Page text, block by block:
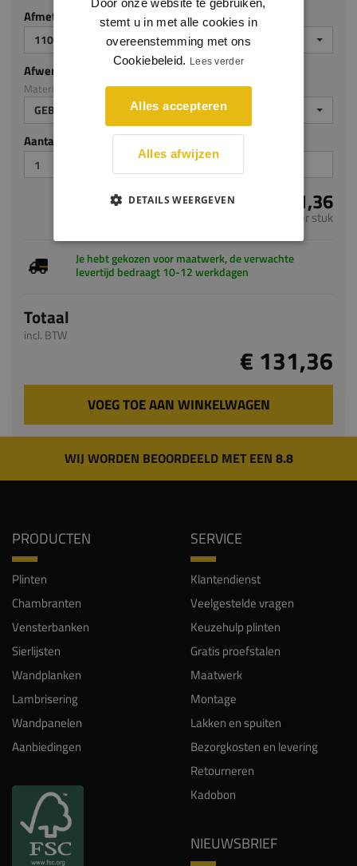
Afmeting
1100 X 600 X 29 MM
Afwerking
Materiaal: Eiken op MDF v313
GEBEITST ZG
Aantal stuks
€ 131,36
per stuk
Je hebt gekozen voor maatwerk, de verwachte
levertijd bedraagt 10-12 werkdagen
Totaal
incl. BTW
€ 131,36
VOEG TOE AAN WINKELWAGEN
WIJ WORDEN BEOORDEELD MET EEN 8.8
PRODUCTEN
Plinten
Chambranten
Vensterbanken
Sierlijsten
Wandplanken
Lambrisering
Wandpanelen
Aanbiedingen
SERVICE
Klantendienst
Veelgestelde vragen
Keuzehulp plinten
Gratis proefstalen
Maatwerk
Montage
Lakken en spuiten
Bezorgkosten en levering
Retourneren
Kadobon
NIEUWSBRIEF
stemt u in met alle cookies in
overeenstemming met ons
Cookiebeleid. Lees verder
Alles accepteren
Alles afwijzen
DETAILS WEERGEVEN